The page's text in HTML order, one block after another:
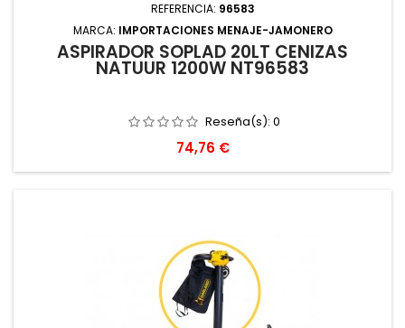
REFERENCIA: 96583
MARCA: IMPORTACIONES MENAJE-JAMONERO
ASPIRADOR SOPLAD 20LT CENIZAS
NATUUR 1200W NT96583
Reseña(s): 0
Precio
74,76 €